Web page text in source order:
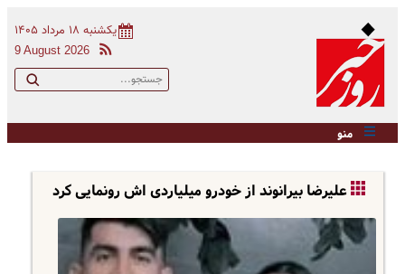
یکشنبه ۱۸ مرداد ۱۴۰۵
9 August 2026
منو
علیرضا بیرانوند از خودرو میلیاردی اش رونمایی کرد